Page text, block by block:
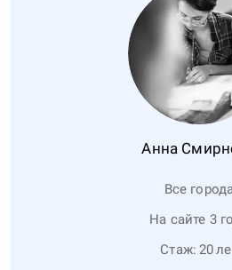
Анна
Все
На сайте 3
Стаж: 20